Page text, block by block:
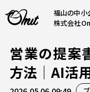
福山の中小
株式会社
SERVICE
事業内容
営業の提案
方法｜AI活